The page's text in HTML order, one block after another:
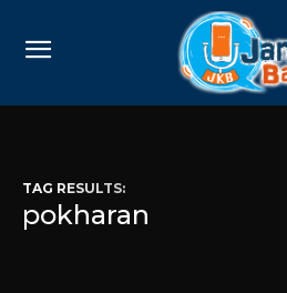
TAG RESULTS:
pokharan